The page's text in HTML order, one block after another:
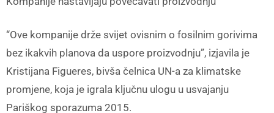
“Ove kompanije drže svijet ovisnim o fosilnim gorivima
bez ikakvih planova da uspore proizvodnju”, izjavila je
Kristijana Figueres, bivša čelnica UN-a za klimatske
promjene, koja je igrala ključnu ulogu u usvajanju
Pariškog sporazuma 2015.